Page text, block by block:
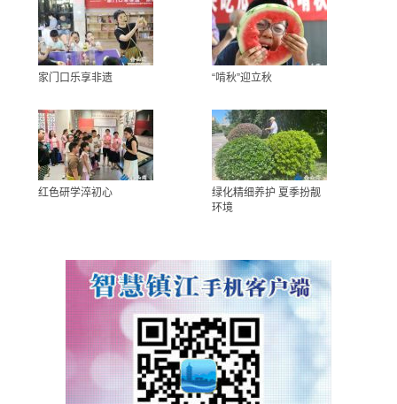
家门口乐享非遗 “啃秋”迎立秋
红色研学淬初心
绿化精细养护 夏季扮靓
环境